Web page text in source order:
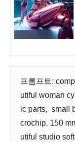
프롬프트:
utiful woman
ic parts, small
crochip, 150
utiful studio